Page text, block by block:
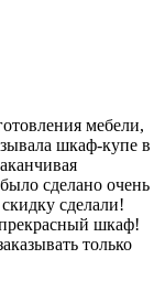
мебели,
шкаф-купе в
сделано очень
сделали!
шкаф!
только